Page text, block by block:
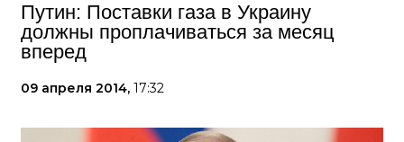
Путин: Поставки газа в Украину
должны проплачиваться за месяц
вперед
09 апреля 2014, 17:32